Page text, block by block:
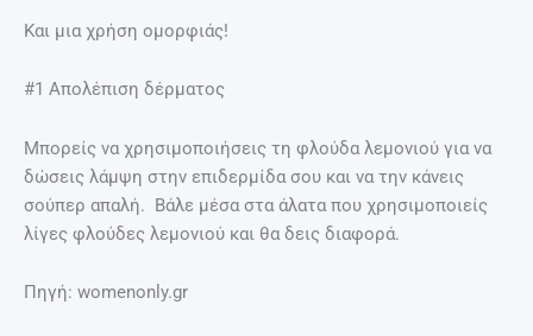
Και μια χρήση ομορφιάς!
#1 Απολέπιση δέρματος
Μπορείς να χρησιμοποιήσεις τη φλούδα λεμονιού για να
δώσεις λάμψη στην επιδερμίδα σου και να την κάνεις
σούπερ απαλή. Βάλε μέσα στα άλατα που χρησιμοποιείς
λίγες φλούδες λεμονιού και θα δεις διαφορά.
Πηγή: womenonly.gr